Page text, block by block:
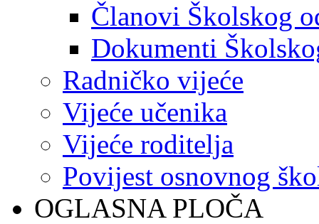
Članovi Školskog
Dokumenti
Radničko vijeće
Vijeće učenika
Vijeće roditelja
Povijest osnovnog
OGLASNA PLOČA